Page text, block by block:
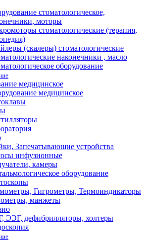
стоматологическое,
моторы
стоматологические (терапия,
(скалеры) стоматологические
наконечники , масло
оборудование
медицинское
медицинское
Запечатывающие устройства
инфузионные
камеры
оборудование
Гигрометры, Термоиндикаторы
манжеты
ЭЭГ, дефибрилляторы, холтеры